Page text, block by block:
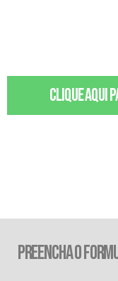
Clique
PREENCHA O